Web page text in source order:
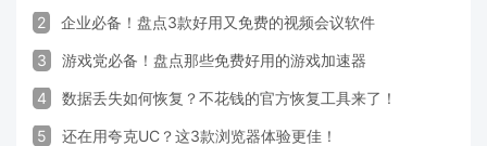
2 企业必备！盘点3款好用又免费的视频会议软件
3 游戏党必备！盘点那些免费好用的游戏加速器
4 数据丢失如何恢复？不花钱的官方恢复工具来了！
5 还在用夸克UC？这3款浏览器体验更佳！